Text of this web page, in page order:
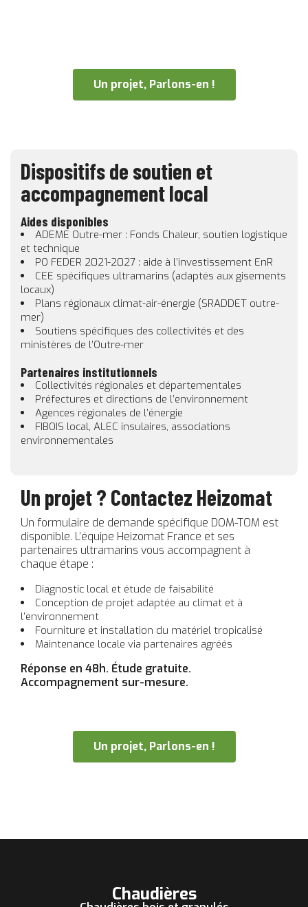
Un projet, Parlons-en !
Dispositifs de soutien et
accompagnement local
Aides disponibles
ADEME Outre-mer : Fonds Chaleur, soutien logistique
et technique
PO FEDER 2021-2027 : aide à l’investissement EnR
CEE spécifiques ultramarins (adaptés aux gisements
locaux)
Plans régionaux climat-air-énergie (SRADDET outre-
mer)
Soutiens spécifiques des collectivités et des
ministères de l’Outre-mer
Partenaires institutionnels
Collectivités régionales et départementales
Préfectures et directions de l’environnement
Agences régionales de l’énergie
FIBOIS local, ALEC insulaires, associations
environnementales
Un projet ? Contactez Heizomat
Un formulaire de demande spécifique DOM-TOM est
disponible. L’équipe Heizomat France et ses
partenaires ultramarins vous accompagnent à
chaque étape :
Diagnostic local et étude de faisabilité
Conception de projet adaptée au climat et à
l’environnement
Fourniture et installation du matériel tropicalisé
Maintenance locale via partenaires agréés
Réponse en 48h. Étude gratuite.
Accompagnement sur-mesure.
Un projet, Parlons-en !
Chaudières